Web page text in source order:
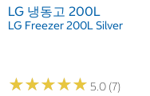
LG 냉동고 200L
LG Freezer 200L Silver
★★★★★
★★★★★ 5.0 (7)